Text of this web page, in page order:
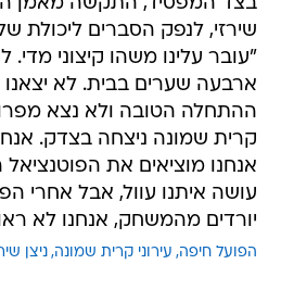
שירזי, לנפק הסברים ליכולת
"עובר עלינו משהו קיצוני
ארבעה שערים בבית. לא יצאנו
ההתחלה הטובה ולא נצא
קרית שמונה ניצחה בצדק.
אנחנו מוציאים את
עושה איתנו עוול, אבל אחרי
יורדים מהמשחק, אנחנו לא
הפועל חיפה עירוני קרית שמונה ניצן